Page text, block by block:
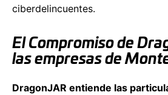
ciberdelincuentes.
El Compromiso de
las empresas de
DragonJAR entiende las